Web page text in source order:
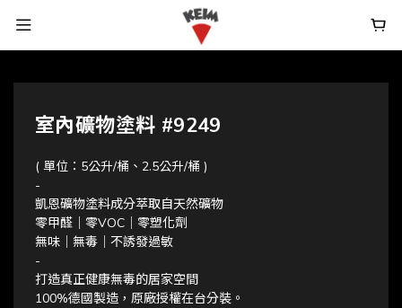
室內礦物塗料 #9249
( 單位：5公升/桶、2.5公升/桶 )
-
凱恩礦物塗料成分萃取自天然礦物
零甲醛｜零VOC｜零塑化劑
無味｜無毒｜不誘發過敏
-
打造真正健康無毒的居家空間
100%德國製造，原廠授權在台分裝。